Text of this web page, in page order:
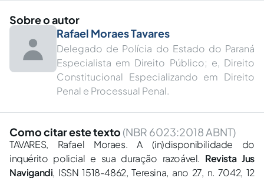
Sobre o autor
Rafael Moraes Tavares
Delegado de Polícia do Estado do Paraná
Especialista em Direito Público; e, Direito
Constitucional Especializando em Direito
Penal e Processual Penal.
Como citar este texto (NBR 6023:2018 ABNT)
TAVARES, Rafael Moraes. A (in)disponibilidade do
inquérito policial e sua duração razoável. Revista Jus
Navigandi, ISSN 1518-4862, Teresina, ano 27, n. 7042, 12